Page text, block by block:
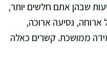
שבהן אתם חלשים יותר,
ארוחה, נסיעה ארוכה,
ממושכת. קשרים כאלה